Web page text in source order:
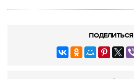
ПОДЕЛИТЬСЯ